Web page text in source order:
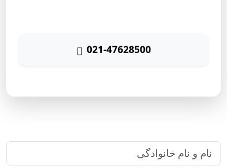
021-47628500